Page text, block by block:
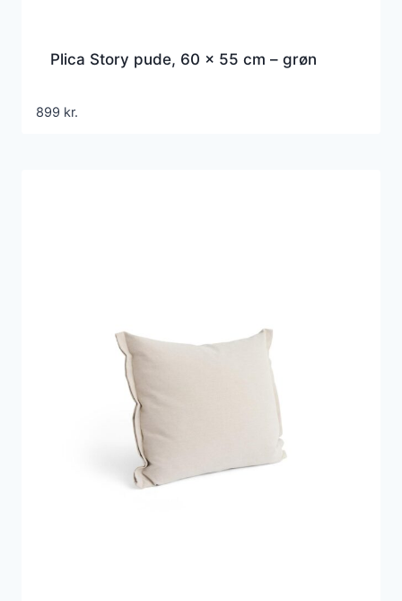
Plica Story pude, 60 x 55 cm – grøn
899 kr.